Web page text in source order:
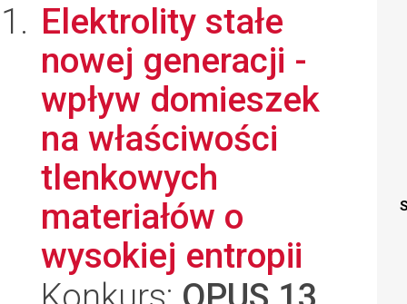
Elektrolity stałe
nowej generacji -
wpływ domieszek
na właściwości
tlenkowych
materiałów o
wysokiej entropii